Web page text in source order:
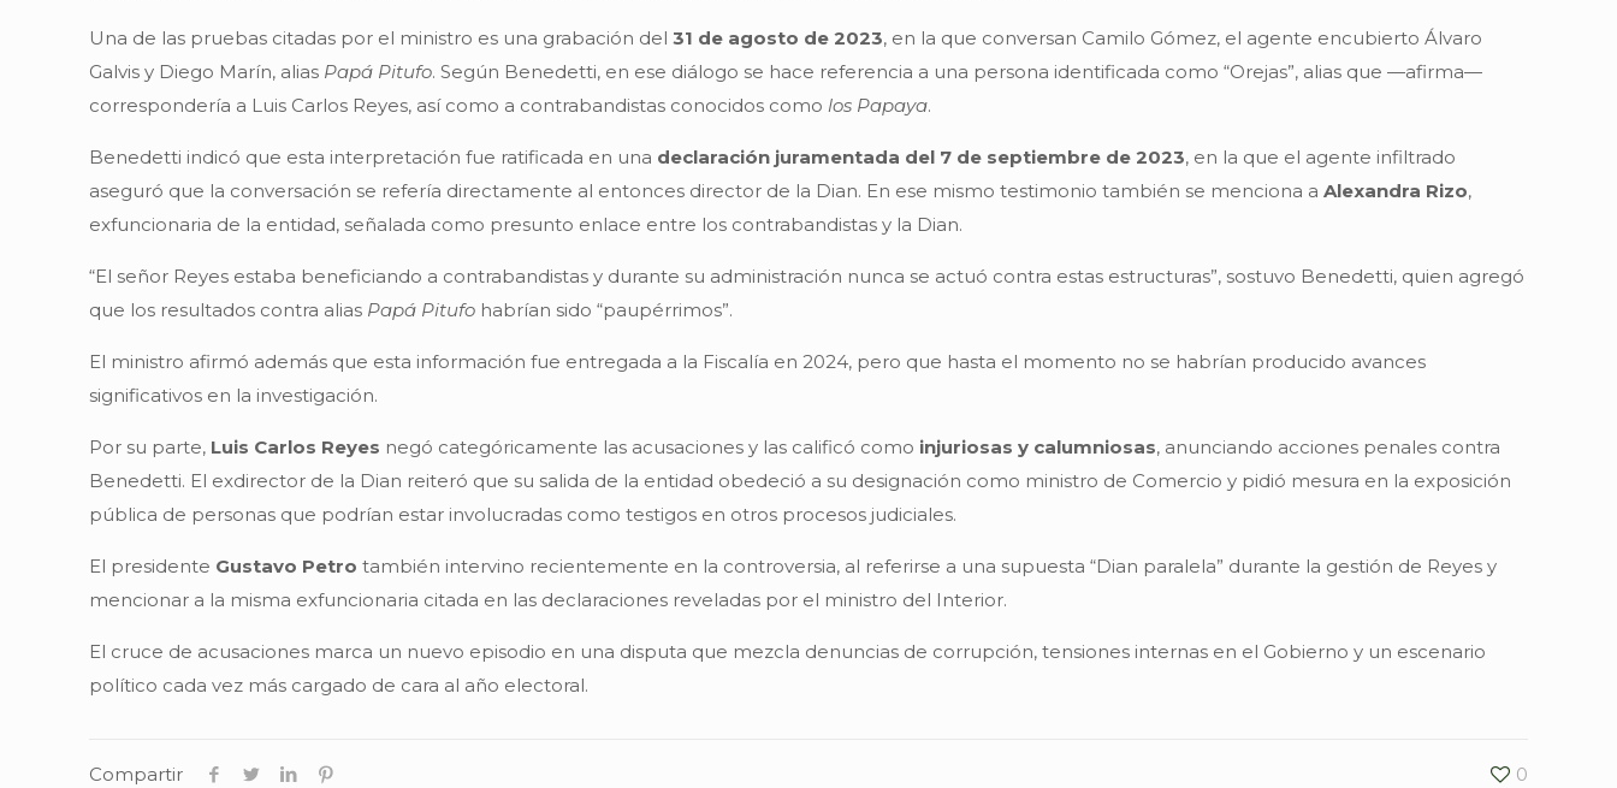
Una de las pruebas citadas por el ministro es una grabación del31 de agosto de 2023, en la que conversan Camilo Gómez, el agente encubierto Álvaro
Galvis y Diego Marín, alias Papá Pitufo. Según Benedetti, en ese diálogo se hace referencia a una persona identificada como “Orejas”, alias que —afirma—
correspondería a Luis Carlos Reyes, así como a contrabandistas conocidos comolos Papaya.
Benedetti indicó que esta interpretación fue ratificada en una declaración juramentada del 7 de septiembre de 2023, en la que el agente infiltrado
aseguró que la conversación se refería directamente al entonces director de la Dian. En ese mismo testimonio también se menciona aAlexandra Rizo,
exfuncionaria de la entidad, señalada como presunto enlace entre los contrabandistas y la Dian.
“El señor Reyes estaba beneficiando a contrabandistas y durante su administración nunca se actuó contra estas estructuras”, sostuvo Benedetti, quien agregó
que los resultados contra alias Papá Pitufo habrían sido “paupérrimos”.
El ministro afirmó además que esta información fue entregada a la Fiscalía en 2024, pero que hasta el momento no se habrían producido avances
significativos en la investigación.
Por su parte, Luis Carlos Reyes negó categóricamente las acusaciones y las calificó como injuriosas y calumniosas, anunciando acciones penales contra
Benedetti. El exdirector de la Dian reiteró que su salida de la entidad obedeció a su designación como ministro de Comercio y pidió mesura en la exposición
pública de personas que podrían estar involucradas como testigos en otros procesos judiciales.
El presidente Gustavo Petro también intervino recientemente en la controversia, al referirse a una supuesta “Dian paralela” durante la gestión de Reyes y
mencionar a la misma exfuncionaria citada en las declaraciones reveladas por el ministro del Interior.
El cruce de acusaciones marca un nuevo episodio en una disputa que mezcla denuncias de corrupción, tensiones internas en el Gobierno y un escenario
político cada vez más cargado de cara al año electoral.
Compartir 0